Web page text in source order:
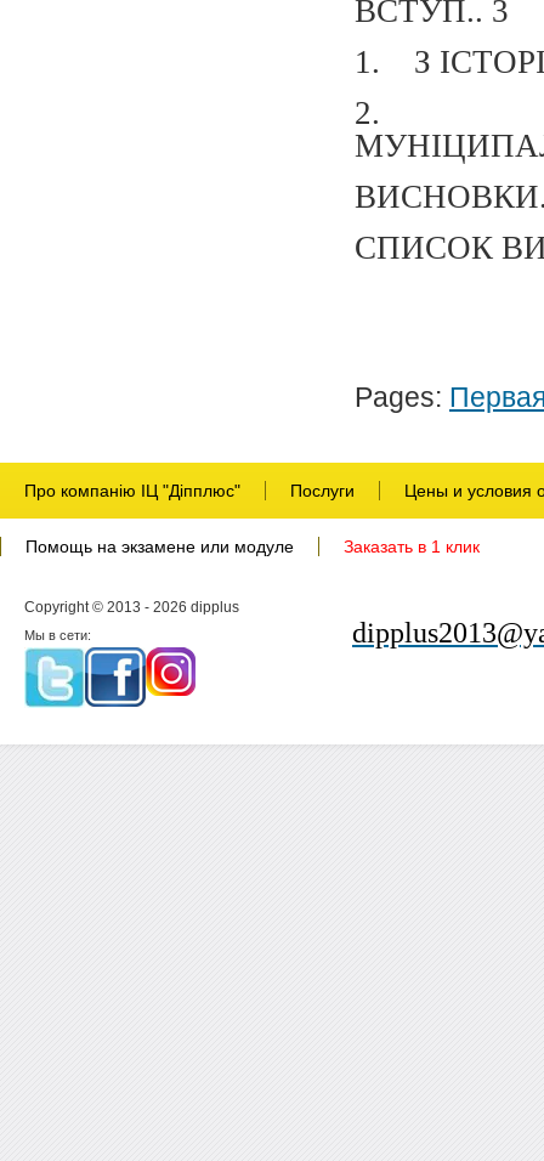
ВСТУП.. 3
1. З
2.
СПИСОК
Pages:
Про компанію ІЦ "Діпплюс" Послуги Цены и условия
Помощь на экзамене или модуле Заказать в 1 клик
Copyright © 2013 - 2026 dipplus
Мы в сети: